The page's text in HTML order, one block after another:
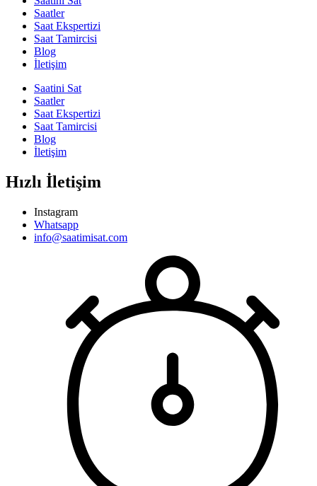
Saatler
Saat Ekspertizi
Saat Tamircisi
Blog
İletişim
Saatini Sat
Saatler
Saat Ekspertizi
Saat Tamircisi
Blog
İletişim
Hızlı İletişim
Instagram
Whatsapp
info@saatimisat.com